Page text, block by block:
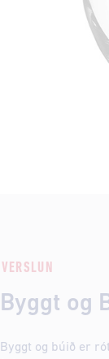
VERSLUN
Byggt og
Byggt og búið er